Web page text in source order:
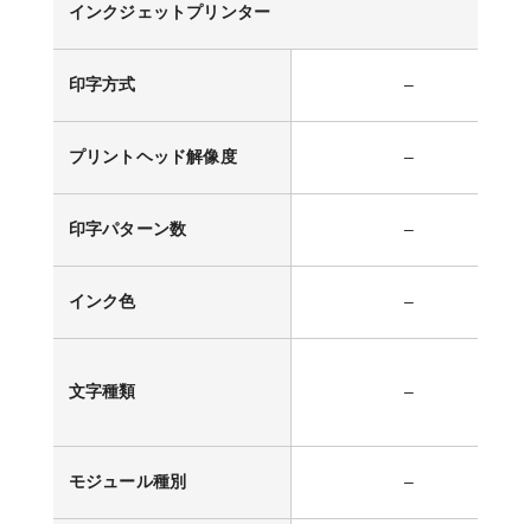
インクジェットプリンター
印字方式 –
プリントヘッド解像度 –
印字パターン数 –
インク色 –
文字種類 –
モジュール種別 –